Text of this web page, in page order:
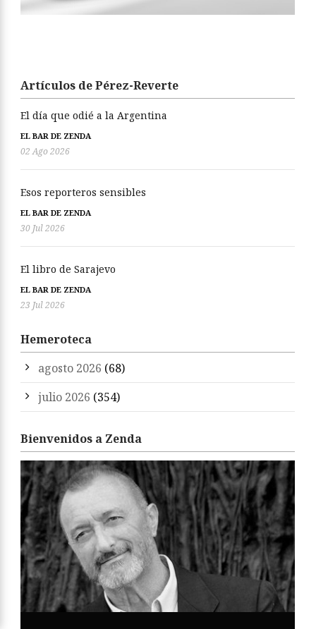
Artículos de Pérez-Reverte
El día que odié a la Argentina
EL BAR DE ZENDA
02 Ago 2026
Esos reporteros sensibles
EL BAR DE ZENDA
30 Jul 2026
El libro de Sarajevo
EL BAR DE ZENDA
23 Jul 2026
Hemeroteca
agosto 2026 (68)
julio 2026 (354)
Bienvenidos a Zenda